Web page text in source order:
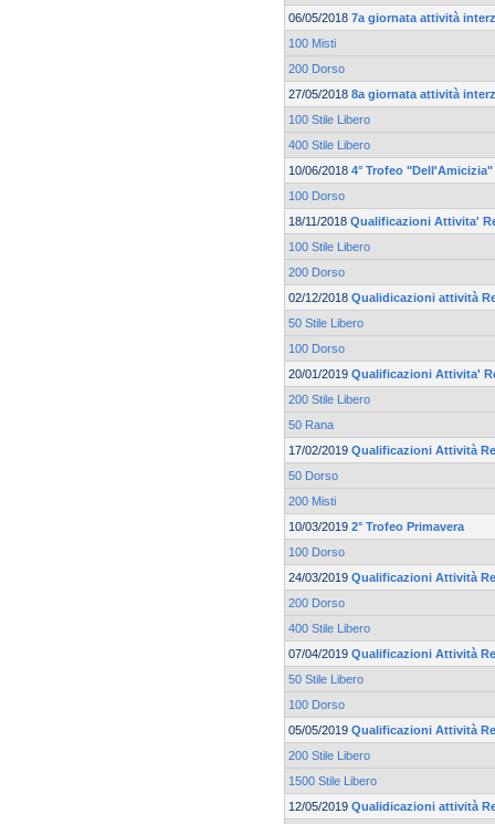
06/05/2018 7a giornata attività
100 Misti
200 Dorso
27/05/2018 8a giornata attività
100 Stile Libero
400 Stile Libero
10/06/2018 4° Trofeo "Dell'Amicizia"
100 Dorso
18/11/2018 Qualificazioni Attivita'
100 Stile Libero
200 Dorso
02/12/2018 Qualidicazioni attività
50 Stile Libero
100 Dorso
20/01/2019 Qualificazioni Attivita'
200 Stile Libero
50 Rana
17/02/2019 Qualificazioni Attività
50 Dorso
200 Misti
10/03/2019 2° Trofeo Primavera
100 Dorso
24/03/2019 Qualificazioni Attività
200 Dorso
400 Stile Libero
07/04/2019 Qualificazioni Attività
50 Stile Libero
100 Dorso
05/05/2019 Qualificazioni Attività
200 Stile Libero
1500 Stile Libero
12/05/2019 Qualidicazioni attività